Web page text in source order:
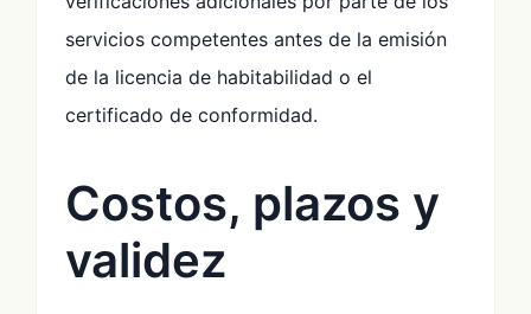
servicios competentes antes de la emisión
de la licencia de habitabilidad o el
certificado de conformidad.
Costos, plazos y
validez